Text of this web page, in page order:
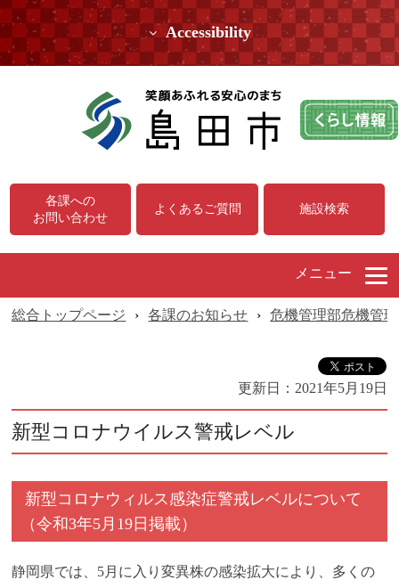
Accessibility
各課への
お問い合わせ
よくあるご質問 施設検索
メニュー
総合トップページ › 各課のお知らせ › 危機管理部危機管
更新日： 2021年5月19日
新型コロナウイルス警戒レベル
新型コロナウィルス感染症警戒レベルについて
（令和3年5月19日掲載）
静岡県では、5月に入り変異株の感染拡大により、多くの